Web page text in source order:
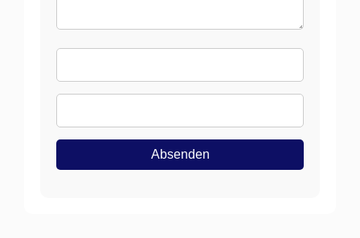
Mail
Absenden